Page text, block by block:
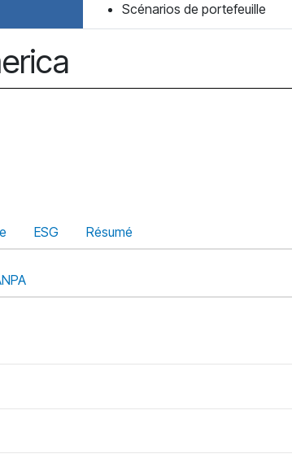
Scénarios de portefeuille
ESG Résumé